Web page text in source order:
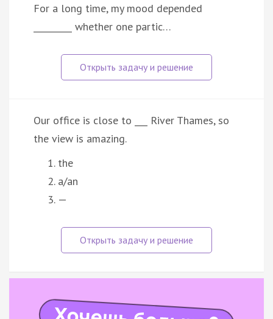
For a long time, my mood depended
_________ whether one partic…
Our office is close to ___ River Thames, so
the view is amazing.
the
a/an
—